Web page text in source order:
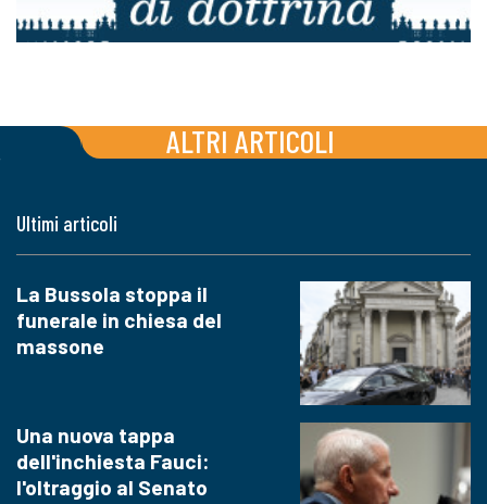
ALTRI ARTICOLI
Ultimi articoli
La Bussola stoppa il
funerale in chiesa del
massone
Una nuova tappa
dell'inchiesta Fauci:
l'oltraggio al Senato